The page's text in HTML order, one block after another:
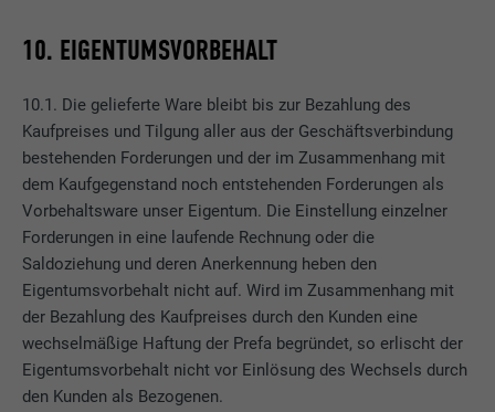
10. EIGENTUMSVORBEHALT
10.1. Die gelieferte Ware bleibt bis zur Bezahlung des
Kaufpreises und Tilgung aller aus der Geschäftsverbindung
bestehenden Forderungen und der im Zusammenhang mit
dem Kaufgegenstand noch entstehenden Forderungen als
Vorbehaltsware unser Eigentum. Die Einstellung einzelner
Forderungen in eine laufende Rechnung oder die
Saldoziehung und deren Anerkennung heben den
Eigentumsvorbehalt nicht auf. Wird im Zusammenhang mit
der Bezahlung des Kaufpreises durch den Kunden eine
wechselmäßige Haftung der Prefa begründet, so erlischt der
Eigentumsvorbehalt nicht vor Einlösung des Wechsels durch
den Kunden als Bezogenen.